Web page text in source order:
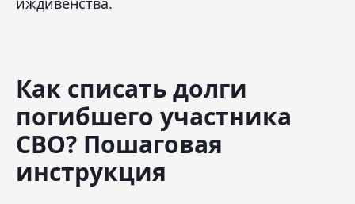
Как списать долги
погибшего участника
СВО? Пошаговая
инструкция